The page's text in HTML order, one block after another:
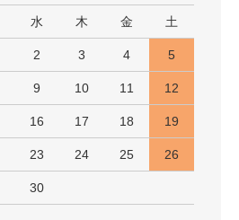
水 木 金 土
2 3 4 5
9 10 11 12
16 17 18 19
23 24 25 26
30